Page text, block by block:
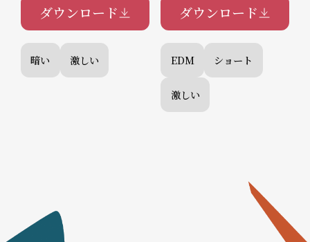
ダウンロード
暗い 激しい
ダウンロード
EDM ショート
激しい